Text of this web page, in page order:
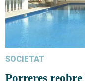
SOCIETAT
Porreres